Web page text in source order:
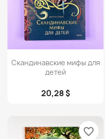
Просмотр
Скандинавские мифы для
детей
20,28 $
favorite_border